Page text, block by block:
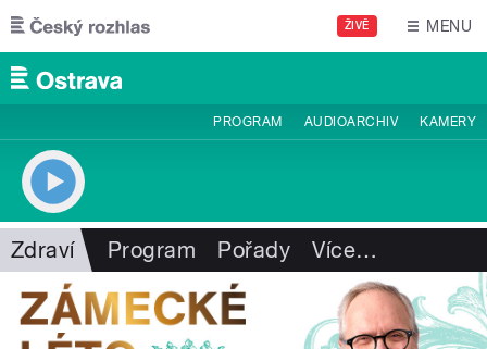
Přejít k hlavnímu obsahu
ŽIVĚ MENU
PROGRAM AUDIOARCHIV KAMERY
Zdraví Program Pořady Více…